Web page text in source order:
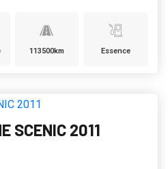
113500km Essence
SCENIC 2011